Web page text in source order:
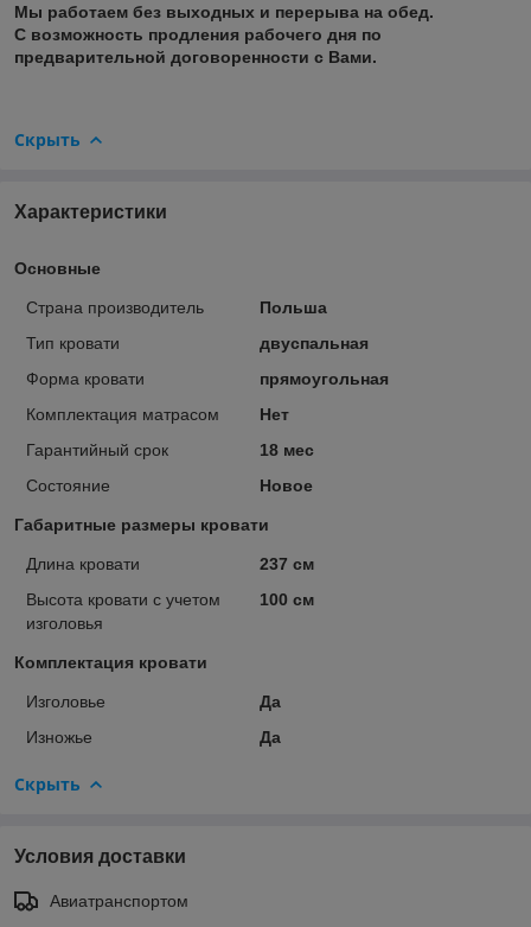
Мы работаем без выходных и перерыва на обед.
С возможность продления рабочего дня по
предварительной договоренности с Вами.
Скрыть
Характеристики
Основные
Страна производитель
Польша
Тип кровати
двуспальная
Форма кровати
прямоугольная
Комплектация матрасом
Нет
Гарантийный срок
18 мес
Состояние
Новое
Габаритные размеры кровати
Длина кровати
237 см
Высота кровати с учетом
изголовья
100 см
Комплектация кровати
Изголовье
Да
Изножье
Да
Скрыть
Условия доставки
Авиатранспортом